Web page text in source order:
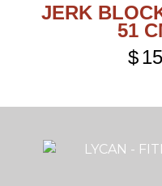
JERK
51
$